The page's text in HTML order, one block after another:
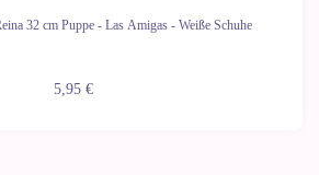
32 cm Puppe - Las Amigas - Weiße Schuhe
5,95 €